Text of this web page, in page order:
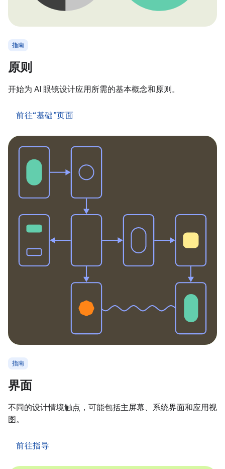
指南
原则
开始为 AI 眼镜设计应用所需的基本概念和原则。
前往“基础”页面
指南
界面
不同的设计情境触点，可能包括主屏幕、系统界面和应用视
图。
前往指导